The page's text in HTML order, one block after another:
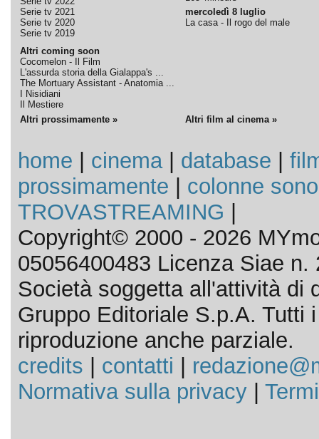
Serie tv 2021
Serie tv 2020
Serie tv 2019
Altri coming soon
Cocomelon - Il Film
L'assurda storia della Gialappa's ...
The Mortuary Assistant - Anatomia ...
I Nisidiani
Il Mestiere
mercoledì 8 luglio
La casa - Il rogo del male
Altri prossimamente » Altri film al cinema »
home cinema| database
prossimamente
colonne
TROVASTREAMING
Copyright© 2000 - 2026
05056400483 Licenza Siae n.
Società soggetta all'attività di
Gruppo Editoriale S.p.A. Tutti
riproduzione anche parziale.
credits
contatti
Normativa sulla privacy|